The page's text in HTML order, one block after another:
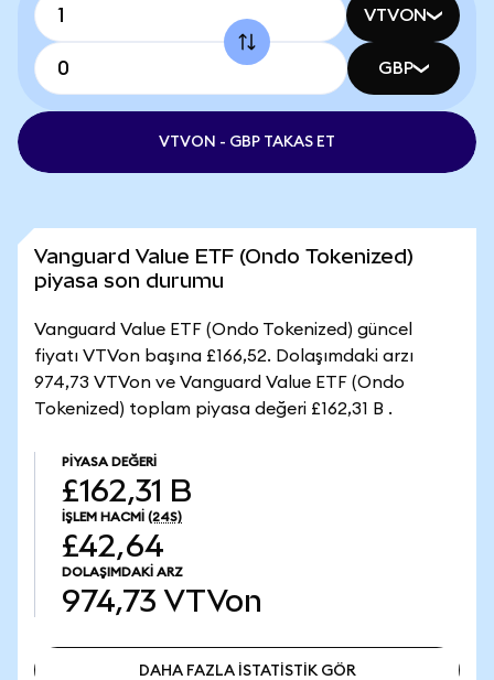
VTVON
GBP
VTVON - GBP TAKAS ET
Vanguard Value ETF (Ondo Tokenized)
piyasa son durumu
Vanguard Value ETF (Ondo Tokenized) güncel
fiyatı VTVon başına £166,52. Dolaşımdaki arzı
974,73 VTVon ve Vanguard Value ETF (Ondo
Tokenized) toplam piyasa değeri £162,31 B .
PIYASA DEĞERI
£162,31 B
İŞLEM HACMI (24S)
£42,64
DOLAŞIMDAKI ARZ
974,73 VTVon
DAHA FAZLA İSTATİSTİK GÖR